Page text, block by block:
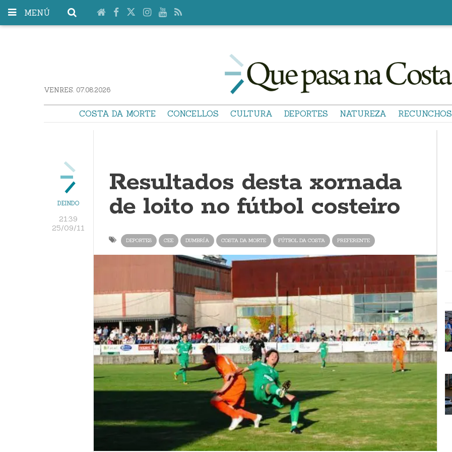
MENÚ
VENRES. 07.08.2026
COSTA DA MORTE CONCELLOS CULTURA DEPORTES NATUREZA RECUNCHOS
DEINDO
21:39
25/09/11
Resultados desta xornada
de loito no fútbol costeiro
DEPORTES CEE DUMBRÍA COSTA DA MORTE FÚTBOL DA COSTA PREFERENTE